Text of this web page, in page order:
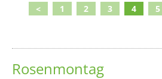
< 1 2 3 4 5
Rosenmontag